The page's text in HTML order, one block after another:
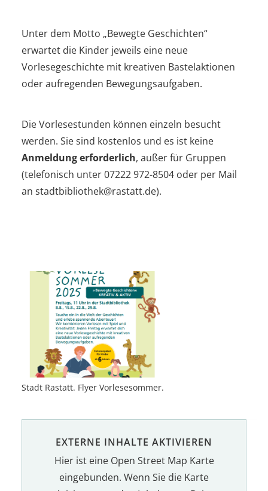
Unter dem Motto „Bewegte Geschichten“
erwartet die Kinder jeweils eine neue
Vorlesegeschichte mit kreativen Bastelaktionen
oder aufregenden Bewegungsaufgaben.
Die Vorlesestunden können einzeln besucht
werden. Sie sind kostenlos und es ist keine
Anmeldung erforderlich, außer für Gruppen
(telefonisch unter 07222 972-8504 oder per Mail
an stadtbibliothek@rastatt.de).
Stadt Rastatt. Flyer Vorlesesommer.
EXTERNE INHALTE AKTIVIEREN
Hier ist eine Open Street Map Karte
eingebunden. Wenn Sie die Karte